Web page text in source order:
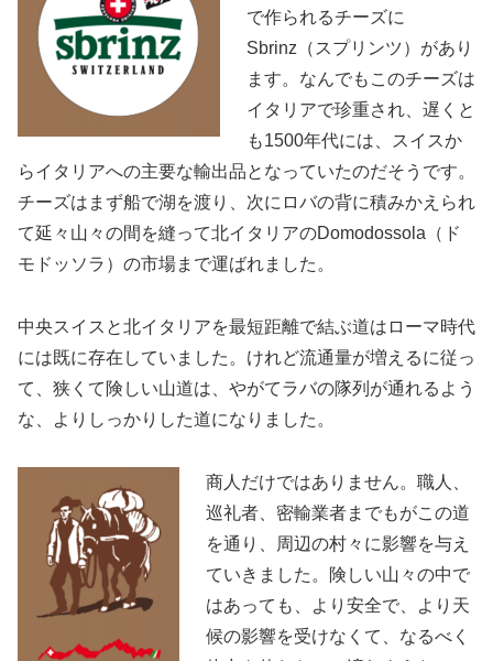
で作られるチーズに
Sbrinz（スプリンツ）があり
ます。なんでもこのチーズは
イタリアで珍重され、遅くと
も1500年代には、スイスか
らイタリアへの主要な輸出品となっていたのだそうです。
チーズはまず船で湖を渡り、次にロバの背に積みかえられ
て延々山々の間を縫って北イタリアのDomodossola（ド
モドッソラ）の市場まで運ばれました。
中央スイスと北イタリアを最短距離で結ぶ道はローマ時代
には既に存在していました。けれど流通量が増えるに従っ
て、狭くて険しい山道は、やがてラバの隊列が通れるよう
な、よりしっかりした道になりました。
商人だけではありません。職人、
巡礼者、密輸業者までもがこの道
を通り、周辺の村々に影響を与え
ていきました。険しい山々の中で
はあっても、より安全で、より天
候の影響を受けなくて、なるべく